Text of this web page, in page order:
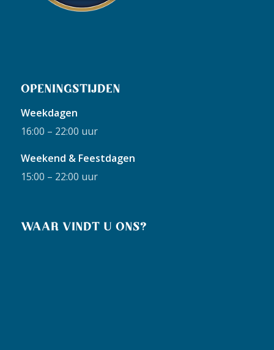
OPENINGSTIJDEN
Weekdagen
16:00 – 22:00 uur
Weekend & Feestdagen
15:00 – 22:00 uur
WAAR VINDT U ONS?